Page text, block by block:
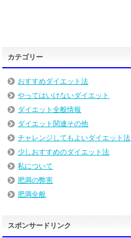
カテゴリー
おすすめダイエット法
やってはいけないダイエット
ダイエット全般情報
ダイエット関連その他
チャレンジしてもよいダイエット法
少しおすすめのダイエット法
私について
肥満の弊害
肥満全般
スポンサードリンク